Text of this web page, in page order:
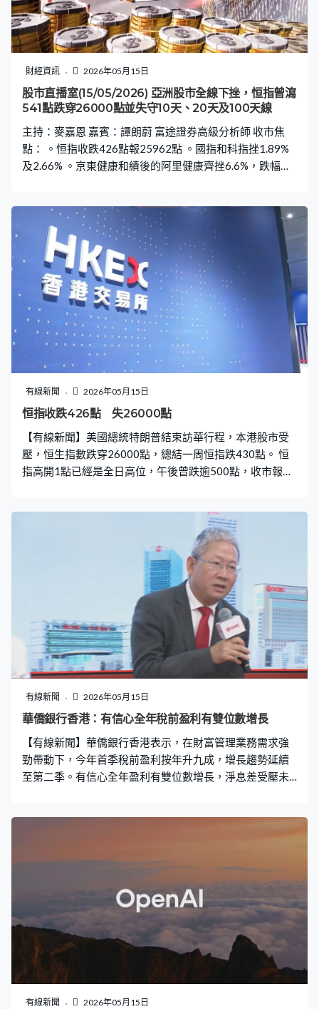
財經資訊 2026年05月15日
股市直播室(15/05/2026) 亞洲股市全線下挫，恒指曾瀉
541點跌穿26000點並失守10天、20天及100天線
主持：麥嘉恩 嘉賓：譚朗蔚 富途證券高級分析師 收市焦
點： 。恒指收跌426點報25962點 。國指和科指挫1.89%
及2.66% 。京東健康和績後的阿里健康齊挫6.6%，跌幅首
佳藍籌 。吉利升1.69%最佳國指成分股 。華虹績後挫
8.74%最差科指成分股，中芯績後跌0.49%
有線新聞 2026年05月15日
恒指收跌426點 失26000點
【有線新聞】美國總統特朗普結束訪華行程，本港股市受
壓，恒生指數跌穿26000點，總結一周恒指跌430點。 恒
指高開1點已經是全日高位，午後曾跌逾500點，收市報
拖低恒指逾140點。金融股亦向下，工行及平保跌1%至
2%。AI概念股受壓，諾比侃跌一成一，壁仞科技及
MINIMAX跌幅介乎6%至7%。華虹半導體及阿里健康業績
後亦捱沽，華虹半導體跌8%至20天線上落，阿里健康是表
有線新聞 2026年05月15日
華僑銀行香港：有信心全年稅前盈利有雙位數增長
【有線新聞】華僑銀行香港表示，在財富管理業務需求強
勁帶動下，今年首季稅前盈利按年升九成，增長趨勢延續
至第二季。有信心全年盈利有雙位數增長，淨息差受壓未
因素有兩個方面，其一是財富管理業務持續增長。」
有線新聞 2026年05月15日